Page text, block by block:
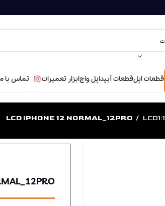
قطعات اپلقطعات آیپداپل واچابزار تعمیرات تماس با
LCD1:1
LCD IPHONE 12 NORMAL_12PRO